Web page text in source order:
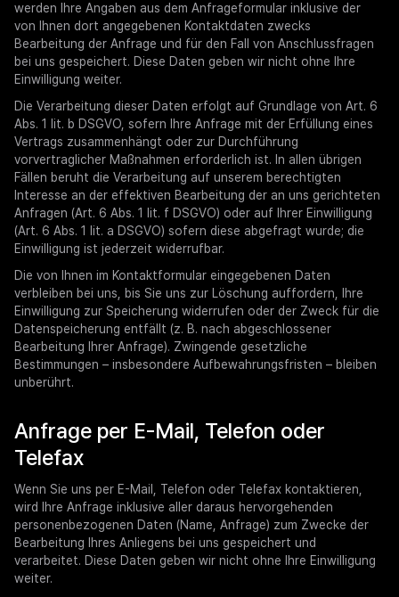
werden Ihre Angaben aus dem Anfrageformular inklusive der
von Ihnen dort angegebenen Kontaktdaten zwecks
Bearbeitung der Anfrage und für den Fall von Anschlussfragen
bei uns gespeichert. Diese Daten geben wir nicht ohne Ihre
Einwilligung weiter.
Die Verarbeitung dieser Daten erfolgt auf Grundlage von Art. 6
Abs. 1 lit. b DSGVO, sofern Ihre Anfrage mit der Erfüllung eines
Vertrags zusammenhängt oder zur Durchführung
vorvertraglicher Maßnahmen erforderlich ist. In allen übrigen
Fällen beruht die Verarbeitung auf unserem berechtigten
Interesse an der effektiven Bearbeitung der an uns gerichteten
Anfragen (Art. 6 Abs. 1 lit. f DSGVO) oder auf Ihrer Einwilligung
(Art. 6 Abs. 1 lit. a DSGVO) sofern diese abgefragt wurde; die
Einwilligung ist jederzeit widerrufbar.
Die von Ihnen im Kontaktformular eingegebenen Daten
verbleiben bei uns, bis Sie uns zur Löschung auffordern, Ihre
Einwilligung zur Speicherung widerrufen oder der Zweck für die
Datenspeicherung entfällt (z. B. nach abgeschlossener
Bearbeitung Ihrer Anfrage). Zwingende gesetzliche
Bestimmungen – insbesondere Aufbewahrungsfristen – bleiben
unberührt.
Anfrage per E-Mail, Telefon oder
Telefax
Wenn Sie uns per E-Mail, Telefon oder Telefax kontaktieren,
wird Ihre Anfrage inklusive aller daraus hervorgehenden
personenbezogenen Daten (Name, Anfrage) zum Zwecke der
Bearbeitung Ihres Anliegens bei uns gespeichert und
verarbeitet. Diese Daten geben wir nicht ohne Ihre Einwilligung
weiter.